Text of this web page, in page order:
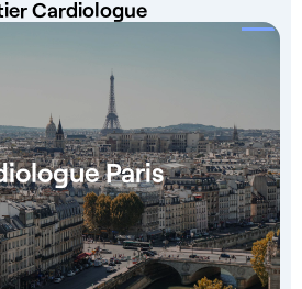
Cardiologue
Paris